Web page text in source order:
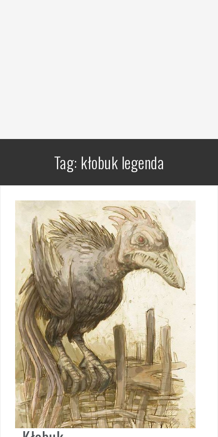
Tag: kłobuk legenda